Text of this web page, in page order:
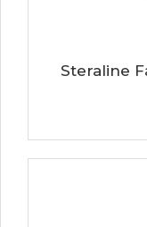
Steraline